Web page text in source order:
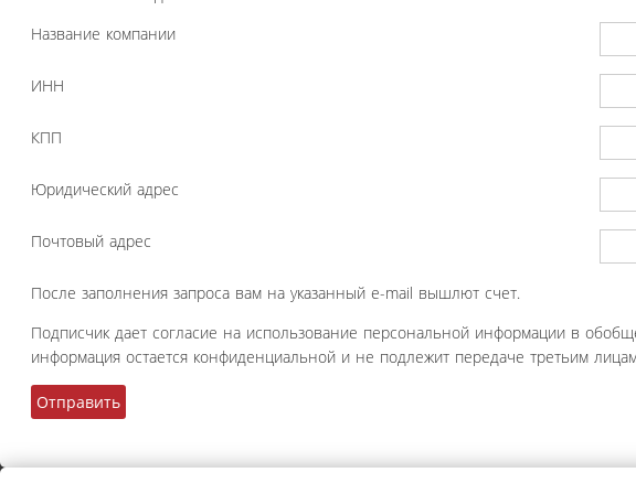
Название компании
ИНН
КПП
Юридический адрес
Почтовый адрес
После заполнения запроса вам на указанный e-mail вышлют счет.
Подписчик дает согласие на использование персональной информации в
информация остается конфиденциальной и не подлежит передаче третьим